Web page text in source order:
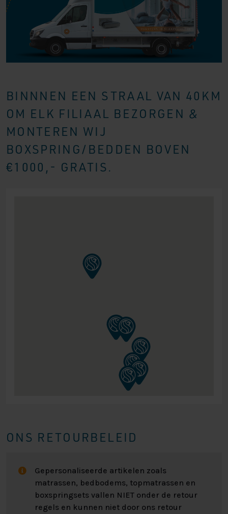
BINNNEN EEN STRAAL VAN 40KM
OM ELK FILIAAL BEZORGEN &
MONTEREN WIJ
BOXSPRING/BEDDEN BOVEN
€1000,- GRATIS.
ONS RETOURBELEID
Gepersonaliseerde artikelen zoals
matrassen, bedbodems, topmatrassen en
boxspringsets vallen NIET onder de retour
regels en kunnen niet door ons retour